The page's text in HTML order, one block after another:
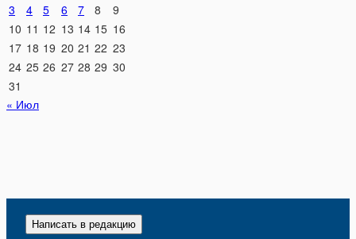
3
4 5 6 7 8
9
10 11 12 13 14 15 16
17 18 19 20 21 22 23
24 25 26 27 28 29 30
31
« Июл
Написать в редакцию